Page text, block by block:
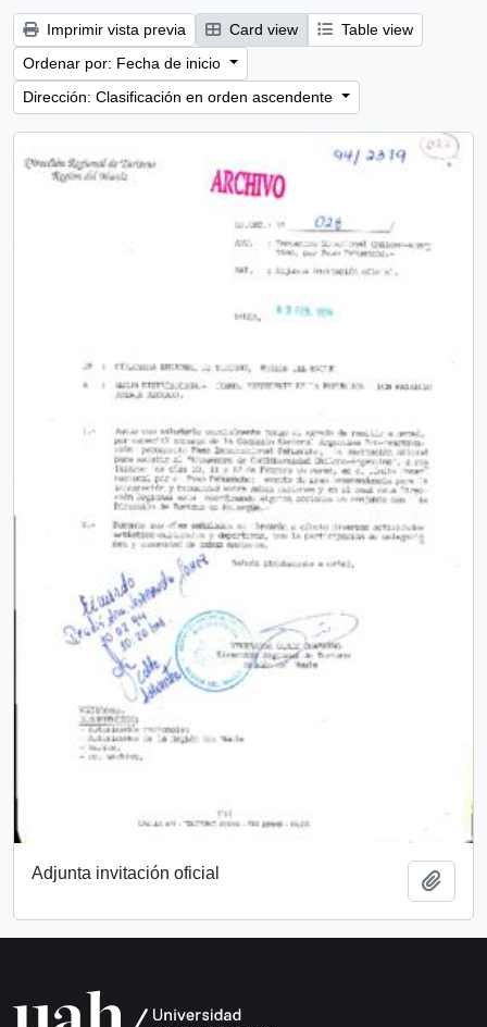
Imprimir vista previa Card view
Table view
Ordenar por: Fecha de inicio
Dirección: Clasificación en orden ascendente
Adjunta invitación oficial